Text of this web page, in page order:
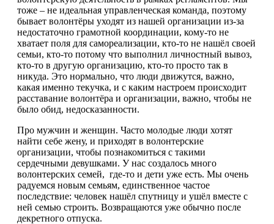
тоже – не идеальная управленческая команда, поэтому
бывает волонтёры уходят из нашей организации из-за
недостаточно грамотной координации, кому-то не
хватает поля для самореализации, кто-то не нашёл своей
семьи, кто-то потому что выполнил личностный вывоз,
кто-то в другую организацию, кто-то просто так в
никуда. Это нормально, что люди движутся, важно,
какая именно текучка, и с каким настроем происходит
расставание волонтёра и организации, важно, чтобы не
было обид, недосказанности.
Про мужчин и женщин. Часто молодые люди хотят
найти себе жену, и приходят в волонтерские
организации, чтобы познакомиться с такими
сердечными девушками. У нас создалось много
волонтерских семей, где-то и дети уже есть. Мы очень
радуемся новым семьям, единственное частое
последствие: человек нашёл спутницу и ушёл вместе с
ней семью строить. Возвращаются уже обычно после
декретного отпуска.